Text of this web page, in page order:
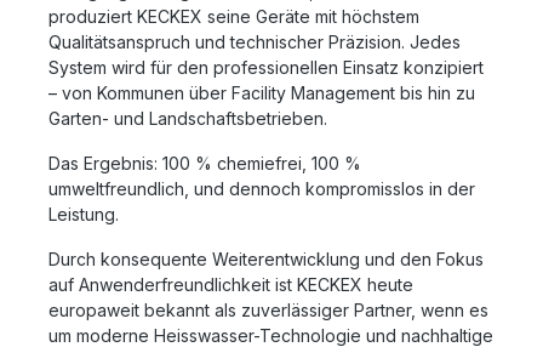
produziert KECKEX seine Geräte mit höchstem
Qualitätsanspruch und technischer Präzision. Jedes
System wird für den professionellen Einsatz konzipiert
– von Kommunen über Facility Management bis hin zu
Garten- und Landschaftsbetrieben.
Das Ergebnis: 100 % chemiefrei, 100 %
umweltfreundlich , und dennoch kompromisslos in der
Leistung.
Durch konsequente Weiterentwicklung und den Fokus
auf Anwenderfreundlichkeit ist KECKEX heute
europaweit bekannt als zuverlässiger Partner, wenn es
um moderne Heisswasser-Technologie und nachhaltige